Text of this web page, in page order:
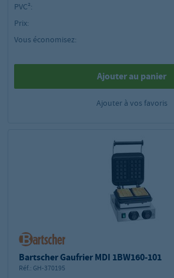
PVC²:
Prix:
Vous économisez:
Ajouter au panier
Ajouter à vos favoris
Bartscher Gaufrier MDI 1BW160-101
Réf.: GH-370195